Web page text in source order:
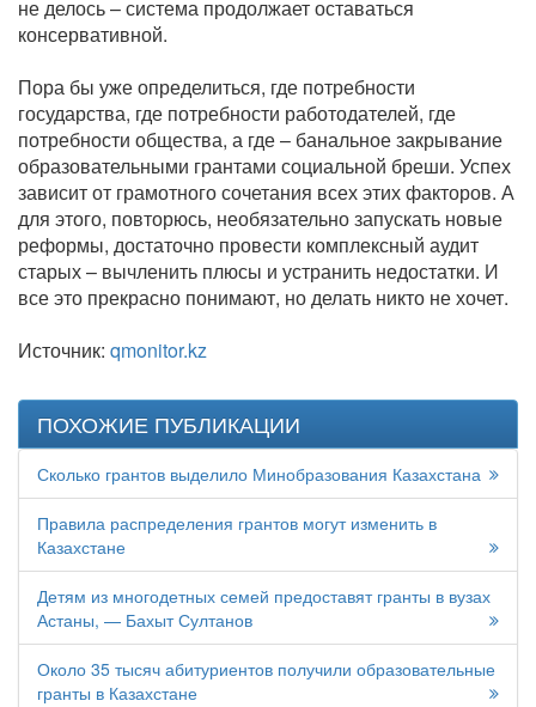
не делось – система продолжает оставаться
консервативной.
Пора бы уже определиться, где потребности
государства, где потребности работодателей, где
потребности общества, а где – банальное закрывание
образовательными грантами социальной бреши. Успех
зависит от грамотного сочетания всех этих факторов. А
для этого, повторюсь, необязательно запускать новые
реформы, достаточно провести комплексный аудит
старых – вычленить плюсы и устранить недостатки. И
все это прекрасно понимают, но делать никто не хочет.
Источник: qmonitor.kz
ПОХОЖИЕ ПУБЛИКАЦИИ
Сколько грантов выделило Минобразования Казахстана
Правила распределения грантов могут изменить в
Казахстане
Детям из многодетных семей предоставят гранты в вузах
Астаны, — Бахыт Султанов
Около 35 тысяч абитуриентов получили образовательные
гранты в Казахстане